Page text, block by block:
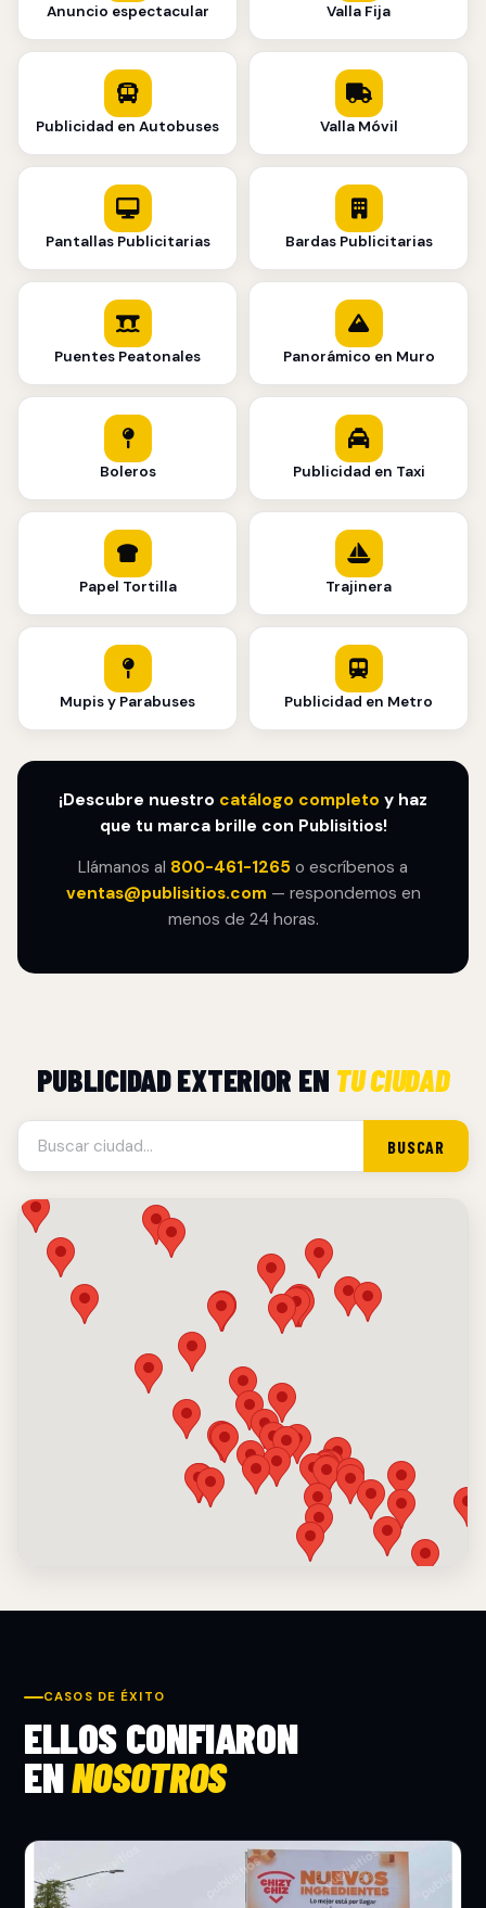
Anuncio espectacular Valla Fija
Publicidad en Autobuses Valla Móvil
Pantallas Publicitarias Bardas Publicitarias
Puentes Peatonales Panorámico en Muro
Boleros Publicidad en Taxi
Papel Tortilla Trajinera
Mupis y Parabuses Publicidad en Metro
¡Descubre nuestro catálogo completo y haz
que tu marca brille con Publisitios!
Llámanos al 800-461-1265 o escríbenos a
ventas@publisitios.com— respondemos en
menos de 24 horas.
PUBLICIDAD EXTERIOR EN TU CIUDAD
BUSCAR
CASOS DE ÉXITO
ELLOS CONFIARON
ENNOSOTROS